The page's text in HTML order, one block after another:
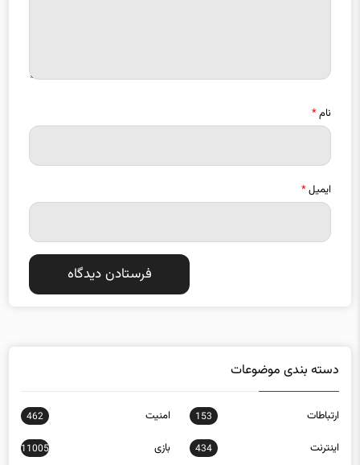
ایمیل*
ارتباطات
اينترنت 434 بازی 11005
بدافزار 99 برنامه نويسی 34